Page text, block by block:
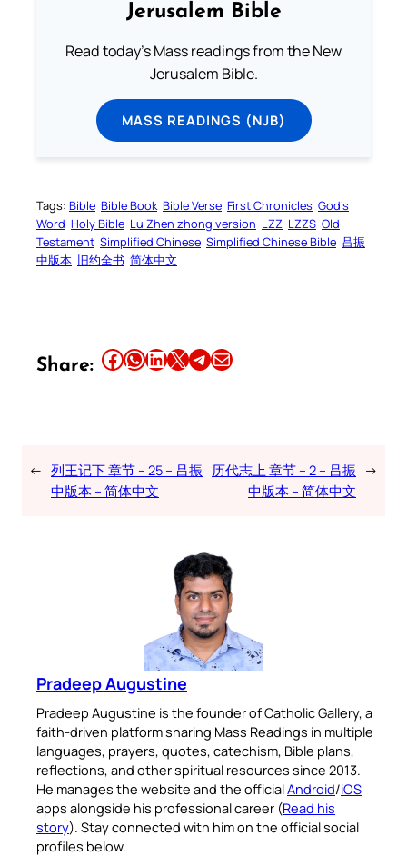
Jerusalem Bible
Read today's Mass readings from the New
Jerusalem Bible.
MASS READINGS (NJB)
Tags: Bible Bible Book Bible Verse First Chronicles God’s
Word Holy Bible Lu Zhen zhong version LZZ LZZS Old
Testament Simplified Chinese Simplified Chinese Bible 吕振
中版本 旧约全书 简体中文
Share: Share this article on Facebook Share this article on WhatsApp Share this article on LinkedIn Share this article on X Share this article on TelegramEmail this Article
← 列王记下 章节 – 25 – 吕振
中版本 – 简体中文
历代志上 章节 – 2 – 吕振
中版本 – 简体中文
→
Pradeep Augustine
Pradeep Augustine is the founder of Catholic Gallery, a
faith-driven platform sharing Mass Readings in multiple
languages, prayers, quotes, catechism, Bible plans,
reflections, and other spiritual resources since 2013.
He manages the website and the officialAndroid/iOS
apps alongside his professional career (Read his
story). Stay connected with him on the official social
profiles below.